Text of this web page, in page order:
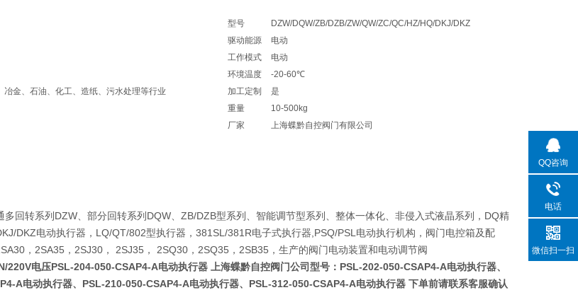
型号
DZW/DQW/ZB/DZB/ZW/QW/ZC/QC/HZ/HQ/DKJ/DKZ
驱动能源
电动
工作模式
电动
环境温度
-20-60℃
冶金、石油、化工、造纸、污水处理等行业 加工定制
是
重量
10-500kg
厂家 上海蝶黔自控阀门有限公司
转系列DZW、部分回转系列DQW、ZB/DZB型系列、智能调节型系列、整体一体化、非侵入式液晶系列，DQ精
DKZ电动执行器，LQ/QT/802型执行器，381SL/381R电子式执行器,PSQ/PSL电动执行机构，阀门电控箱及配
，2SA35，2SJ30， 2SJ35， 2SQ30，2SQ35，2SB35，生产的阀门电动装置和电动调节阀
220V电压PSL-204-050-CSAP4-A电动执行器 上海蝶黔自控阀门公司型号： PSL-202-050-CSAP4-A电动执行器、
A电动执行器、 PSL-210-050-CSAP4-A电动执行器、 PSL-312-050-CSAP4-A电动执行器 下单前请联系客服确认
QQ咨询
电话
微信扫一扫